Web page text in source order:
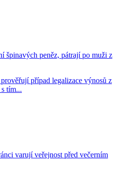
špinavých peněz, pátrají po muži z
případ legalizace výnosů z
tím...
varují veřejnost před večerním